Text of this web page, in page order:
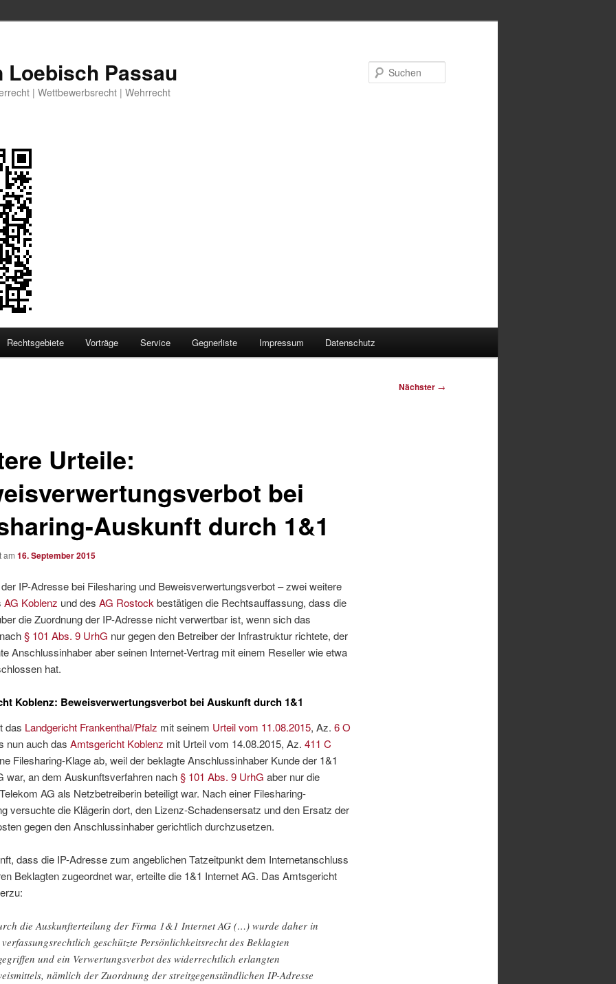
Loebisch Passau
| Wettbewerbsrecht | Wehrrecht
Rechtsgebiete Vorträge Service Gegnerliste Impressum Datenschutz
Nächster →
Urteile:
bei
Auskunft durch 1&1
am 16. September 2015
IP-Adresse bei Filesharing und Beweisverwertungsverbot – zwei weitere
AG Koblenz und des AG Rostock bestätigen die Rechtsauffassung, dass die
die Zuordnung der IP-Adresse nicht verwertbar ist, wenn sich das
§ 101 Abs. 9 UrhG nur gegen den Betreiber der Infrastruktur richtete, der
Anschlussinhaber aber seinen Internet-Vertrag mit einem Reseller wie etwa
hat.
Koblenz: Beweisverwertungsverbot bei Auskunft durch 1&1
das Landgericht Frankenthal/Pfalz mit seinem Urteil vom 11.08.2015, Az. 6 O
nun auch das Amtsgericht Koblenz mit Urteil vom 14.08.2015, Az. 411 C
Filesharing-Klage ab, weil der beklagte Anschlussinhaber Kunde der 1&1
war, an dem Auskunftsverfahren nach§ 101 Abs. 9 UrhG aber nur die
AG als Netzbetreiberin beteiligt war. Nach einer Filesharing-
versuchte die Klägerin dort, den Lizenz-Schadensersatz und den Ersatz der
gegen den Anschlussinhaber gerichtlich durchzusetzen.
dass die IP-Adresse zum angeblichen Tatzeitpunkt dem Internetanschluss
Beklagten zugeordnet war, erteilte die 1&1 Internet AG. Das Amtsgericht
die Auskunfterteilung der Firma 1&1 Internet AG (…) wurde daher in
geschützte Persönlichkeitsrecht des Beklagten
und ein Verwertungsverbot des widerrechtlich erlangten
nämlich der Zuordnung der streitgegenständlichen IP-Adresse